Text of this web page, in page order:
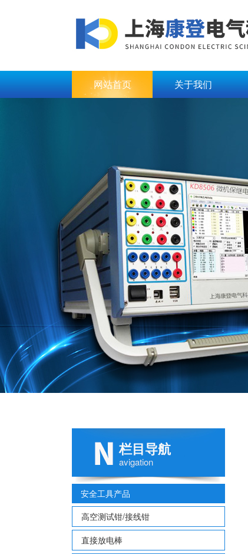
网站首页 关于我们
栏目导航
avigation
安全工具产品
高空测试钳/接线钳
直接放电棒